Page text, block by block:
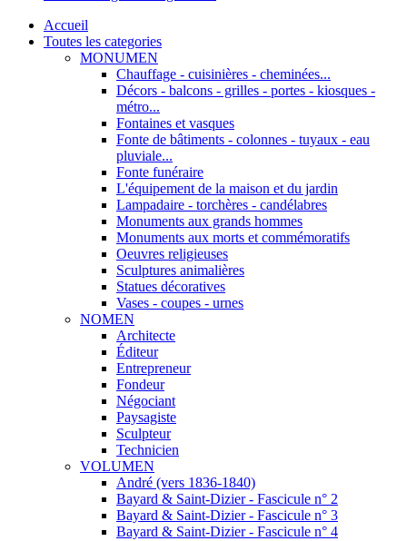
Accueil
Toutes les categories
MONUMEN
Chauffage - cuisinières - cheminées...
Décors - balcons - grilles - portes - kiosques -
métro...
Fontaines et vasques
Fonte de bâtiments - colonnes - tuyaux - eau
pluviale...
Fonte funéraire
L'équipement de la maison et du jardin
Lampadaire - torchères - candélabres
Monuments aux grands hommes
Monuments aux morts et commémoratifs
Oeuvres religieuses
Sculptures animalières
Statues décoratives
Vases - coupes - urnes
NOMEN
Architecte
Éditeur
Entrepreneur
Fondeur
Négociant
Paysagiste
Sculpteur
Technicien
VOLUMEN
André (vers 1836-1840)
Bayard & Saint-Dizier - Fascicule n° 2
Bayard & Saint-Dizier - Fascicule n° 3
Bayard & Saint-Dizier - Fascicule n° 4